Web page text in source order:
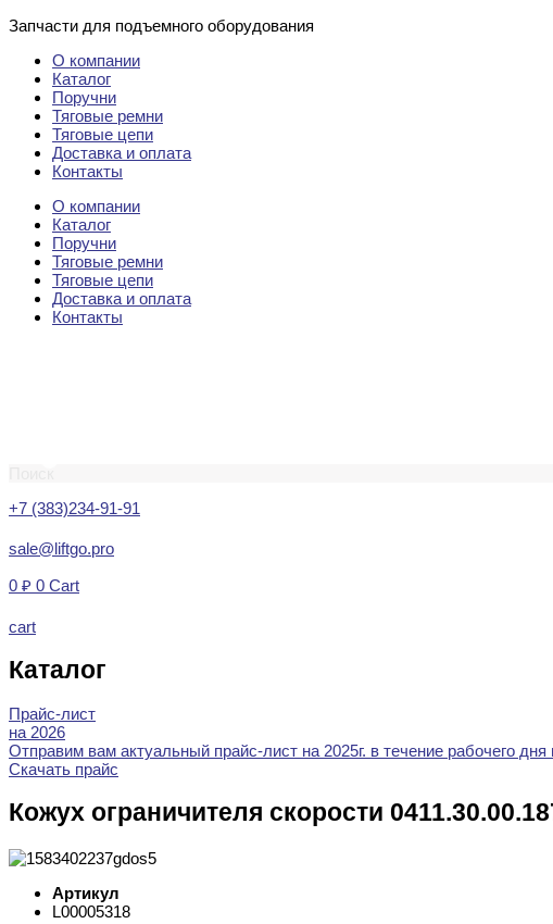
Перейти
содержимому
Запчасти для подъемного оборудования
О компании
Каталог
Поручни
Тяговые ремни
Тяговые цепи
Доставка и оплата
Контакты
О компании
Каталог
Поручни
Тяговые ремни
Тяговые цепи
Доставка и оплата
Контакты
Поиск
+7 (383)234-91-91
sale@liftgo.pro
0 ₽ 0 Cart
cart
Каталог
Прайс-лист
на 2026
Отправим вам актуальный прайс-лист на 2025г. в течение рабочего
Скачать прайс
Кожух ограничителя скорости
Артикул
L00005318